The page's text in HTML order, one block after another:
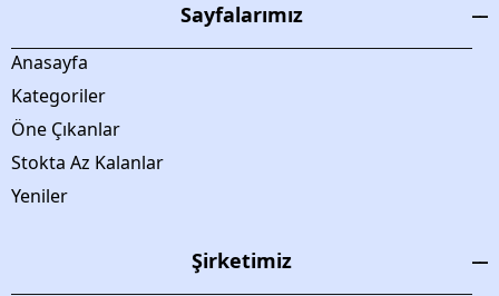
Sayfalarımız
Anasayfa
Kategoriler
Öne Çıkanlar
Stokta Az Kalanlar
Yeniler
Şirketimiz